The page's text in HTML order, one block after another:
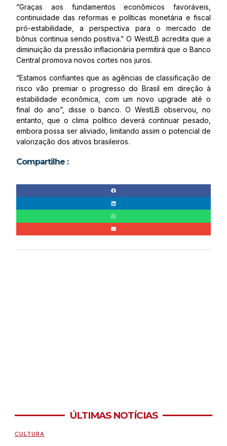
“Graças aos fundamentos econômicos favoráveis,
continuidade das reformas e políticas monetária e fiscal
pró-estabilidade, a perspectiva para o mercado de
bônus continua sendo positiva.” O WestLB acredita que a
diminuição da pressão inflacionária permitirá que o Banco
Central promova novos cortes nos juros.
“Estamos confiantes que as agências de classificação de
risco vão premiar o progresso do Brasil em direção à
estabilidade econômica, com um novo upgrade até o
final do ano”, disse o banco. O WestLB observou, no
entanto, que o clima político deverá continuar pesado,
embora possa ser aliviado, limitando assim o potencial de
valorização dos ativos brasileiros.
Compartilhe :
ÚLTIMAS NOTÍCIAS
CULTURA